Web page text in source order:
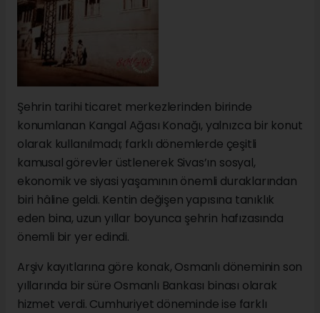
Şehrin tarihi ticaret merkezlerinden birinde
konumlanan Kangal Ağası Konağı, yalnızca bir konut
olarak kullanılmadı; farklı dönemlerde çeşitli
kamusal görevler üstlenerek Sivas’ın sosyal,
ekonomik ve siyasi yaşamının önemli duraklarından
biri hâline geldi. Kentin değişen yapısına tanıklık
eden bina, uzun yıllar boyunca şehrin hafızasında
önemli bir yer edindi.
Arşiv kayıtlarına göre konak, Osmanlı döneminin son
yıllarında bir süre Osmanlı Bankası binası olarak
hizmet verdi. Cumhuriyet döneminde ise farklı